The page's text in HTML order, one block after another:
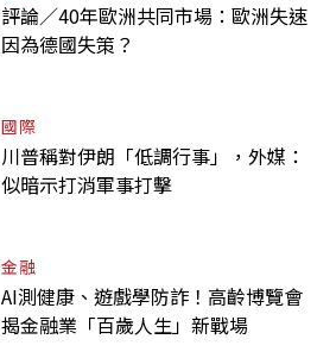
評論／40年歐洲共同市場：歐洲失速
因為德國失策？
國際
川普稱對伊朗「低調行事」，外媒：
似暗示打消軍事打擊
金融
AI測健康、遊戲學防詐！高齡博覽會
揭金融業「百歲人生」新戰場